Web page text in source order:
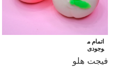
اتمام م
وجودی
فیجت هلو